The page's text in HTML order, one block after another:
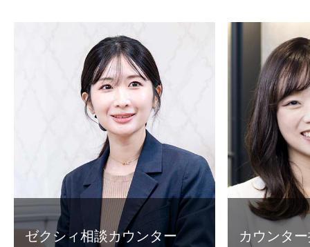
ゼクシィ相談カウンター
カウンタ